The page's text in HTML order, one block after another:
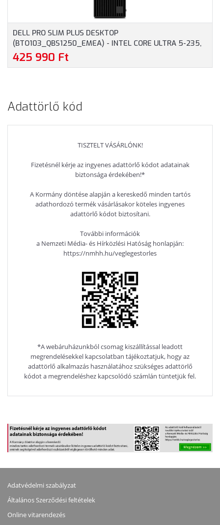
DELL PRO SLIM PLUS DESKTOP
(BTO103_QBS1250_EMEA) - INTEL CORE ULTRA 5-235,
16GB RAM, 512GB SSD, WIFI + BLUETOOTH, WINDOWS 11
PROFESSIONAL - SFF HÁZAS SZÁMÍTÓGÉP, 3 ÉV
425 990 Ft
Adattörlő kód
TISZTELT VÁSÁRLÓNK!
Fizetésnél kérje az ingyenes adattörlő kódot adatainak
biztonsága érdekében!*
A Kormány döntése alapján a kereskedő minden tartós
adathordozó termék vásárlásakor köteles ingyenes
adattörlő kódot biztosítani.
További információk
a Nemzeti Média- és Hírközlési Hatóság honlapján:
https://nmhh.hu/veglegestorles
*A webáruházunkból csomag kiszállítással leadott
megrendelésekkel kapcsolatban tájékoztatjuk, hogy az
adattörlő alkalmazás használatához szükséges adattörlő
kódot a megrendeléshez kapcsolódó számlán tüntetjük fel.
Adatvédelmi szabályzat
Általános Szerződési feltételek
Online vitarendezés